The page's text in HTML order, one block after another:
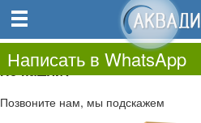
0.00
0
Не нашли?
Позвоните нам, мы подскажем
Написать в WhatsApp